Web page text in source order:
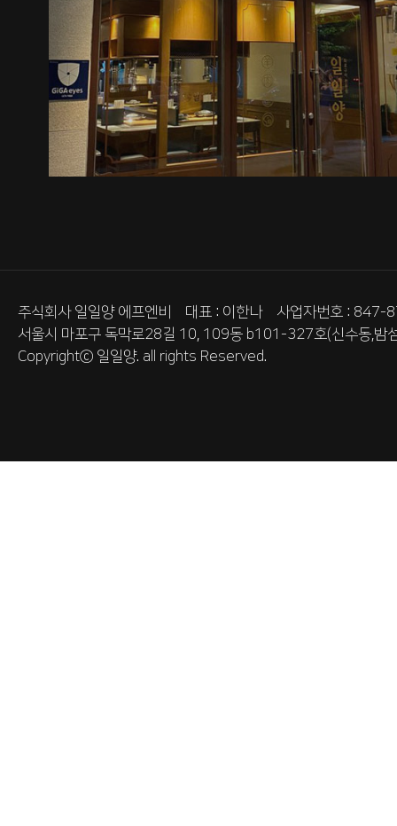
주식회사 일일양 에프엔비 대표 : 이한나 사업자번호 : 847-
서울시 마포구 독막로28길 10, 109동 b101-327호(신수동
Copyrightⓒ 일일양. all rights Reserved.